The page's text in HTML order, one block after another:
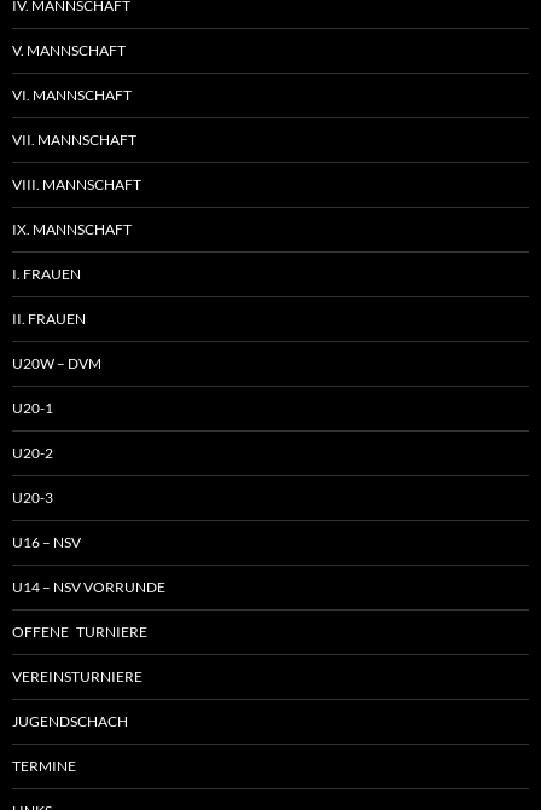
IV. MANNSCHAFT
V. MANNSCHAFT
VI. MANNSCHAFT
VII. MANNSCHAFT
VIII. MANNSCHAFT
IX. MANNSCHAFT
I. FRAUEN
II. FRAUEN
U20W – DVM
U20-1
U20-2
U20-3
U16 – NSV
U14 – NSV VORRUNDE
OFFENE TURNIERE
VEREINSTURNIERE
JUGENDSCHACH
TERMINE